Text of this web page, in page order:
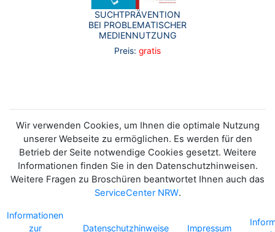
SUCHTPRÄVENTION
BEI PROBLEMATISCHER
MEDIENNUTZUNG
Preis: gratis
Wir verwenden Cookies, um Ihnen die optimale Nutzung
unserer Webseite zu ermöglichen. Es werden für den
Betrieb der Seite notwendige Cookies gesetzt. Weitere
Informationen finden Sie in den Datenschutzhinweisen.
Weitere Fragen zu Broschüren beantwortet Ihnen auch das
ServiceCenter NRW.
Informationen
zur
Datenschutzhinweise Impressum